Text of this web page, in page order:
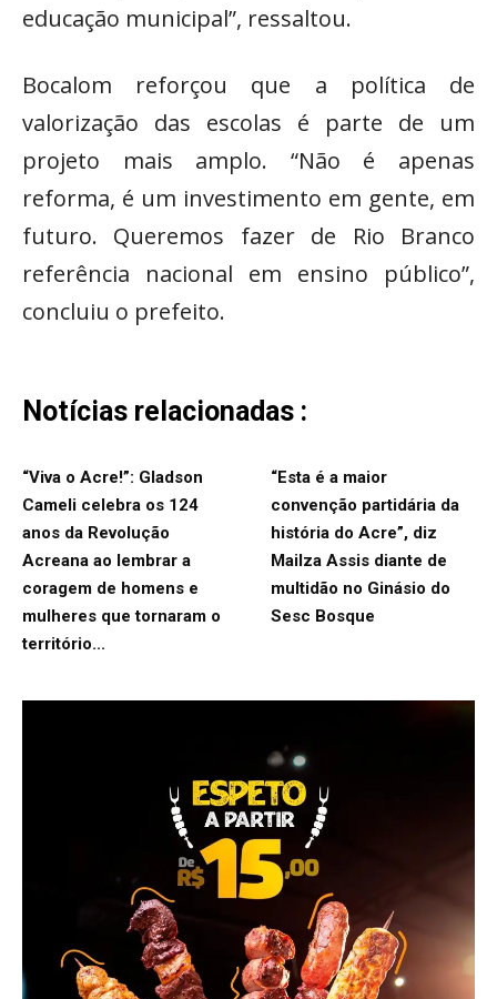
educação municipal”, ressaltou.
Bocalom reforçou que a política de
valorização das escolas é parte de um
projeto mais amplo. “Não é apenas
reforma, é um investimento em gente, em
futuro. Queremos fazer de Rio Branco
referência nacional em ensino público”,
concluiu o prefeito.
Notícias relacionadas :
“Viva o Acre!”: Gladson
Cameli celebra os 124
anos da Revolução
Acreana ao lembrar a
coragem de homens e
mulheres que tornaram o
território...
“Esta é a maior
convenção partidária da
história do Acre”, diz
Mailza Assis diante de
multidão no Ginásio do
Sesc Bosque